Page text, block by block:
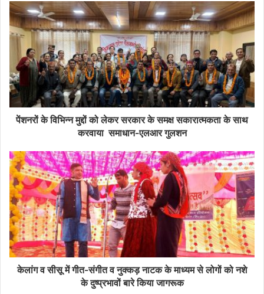
पेंशनरों के विभिन्न मुद्दों को लेकर सरकार के समक्ष सकारात्मकता के साथ
करवाया समाधान-एलआर गुलशन
केलांग व सीसू में गीत-संगीत व नुक्कड़ नाटक के माध्यम से लोगों को नशे
के दुष्प्रभावों बारे किया जागरूक